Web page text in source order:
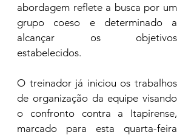
abordagem reflete a busca por um
grupo coeso e determinado a
alcançar os objetivos
estabelecidos.
O treinador já iniciou os trabalhos
de organização da equipe visando
o confronto contra a Itapirense,
marcado para esta quarta-feira